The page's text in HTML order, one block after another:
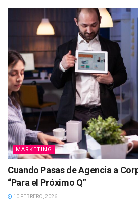
MARKETING
Cuando Pasas de Agencia a
“Para el Próximo Q”
10 FEBRERO, 2026